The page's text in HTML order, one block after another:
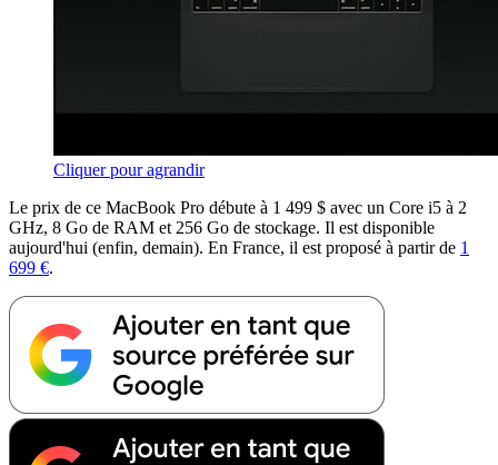
Cliquer pour agrandir
Le prix de ce MacBook Pro débute à 1 499 $ avec un Core i5 à 2
GHz, 8 Go de RAM et 256 Go de stockage. Il est disponible
aujourd'hui (enfin, demain). En France, il est proposé à partir de 1
699 €.